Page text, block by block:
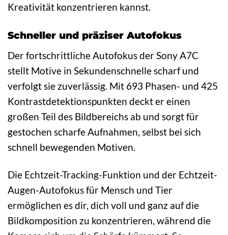
Kreativität konzentrieren kannst.
Schneller und präziser Autofokus
Der fortschrittliche Autofokus der Sony A7C
stellt Motive in Sekundenschnelle scharf und
verfolgt sie zuverlässig. Mit 693 Phasen- und 425
Kontrastdetektionspunkten deckt er einen
großen Teil des Bildbereichs ab und sorgt für
gestochen scharfe Aufnahmen, selbst bei sich
schnell bewegenden Motiven.
Die Echtzeit-Tracking-Funktion und der Echtzeit-
Augen-Autofokus für Mensch und Tier
ermöglichen es dir, dich voll und ganz auf die
Bildkomposition zu konzentrieren, während die